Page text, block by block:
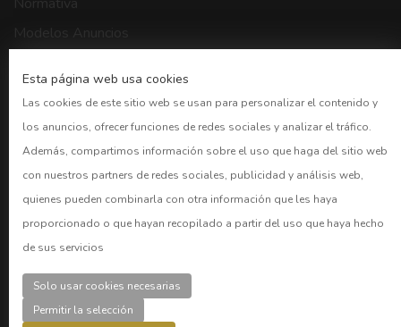
Esta página web usa cookies
Las cookies de este sitio web se usan para personalizar el contenido y
los anuncios, ofrecer funciones de redes sociales y analizar el tráfico.
Además, compartimos información sobre el uso que haga del sitio web
con nuestros partners de redes sociales, publicidad y análisis web,
quienes pueden combinarla con otra información que les haya
proporcionado o que hayan recopilado a partir del uso que haya hecho
de sus servicios
Solo usar cookies necesarias
Permitir la selección
Modelos Anuncios
CNMV
Bolsa Madrid
BOE
Preguntas frecuentes
CUENTAS
Acceder
Registro